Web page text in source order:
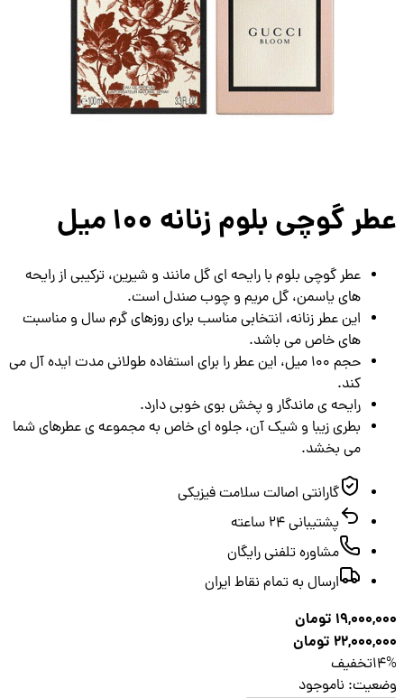
گوچی بلوم زنانه ۱۰۰ میل
عطر گوچی بلوم با رایحه ای گل مانند و شیرین، ترکیبی از رایحه
های یاسمن، گل مریم و چوب صندل است.
این عطر زنانه، انتخابی مناسب برای روزهای گرم سال و مناسبت
های خاص می باشد.
حجم 100 میل، این عطر را برای استفاده طولانی مدت ایده آل می
کند.
رایحه ی ماندگار و پخش بوی خوبی دارد.
بطری زیبا و شیک آن، جلوه ای خاص به مجموعه ی عطرهای شما
می بخشد.
گارانتی اصالت سلامت فیزیکی
پشتیبانی ۲۴ ساعته
مشاوره تلفنی رایگان
ارسال به تمام نقاط ایران
تومان
تومان
تخفیف
:ناموجود